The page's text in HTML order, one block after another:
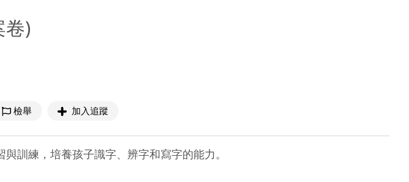
卷)
檢舉 加入追蹤
訓練，培養孩子識字、辨字和寫字的能力。